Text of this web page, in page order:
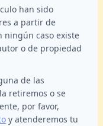
han sido
a partir de
ningún caso existe
o de propiedad
de las
retiremos o se
por favor,
y atenderemos tu